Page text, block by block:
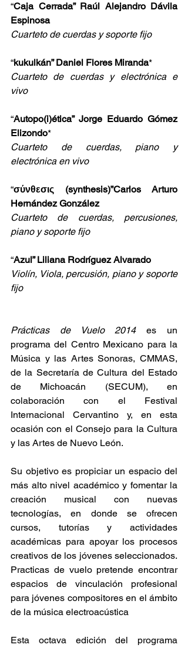
“Caja Cerrada” Raúl Alejandro Dávila
Espinosa
Cuarteto de cuerdas y soporte fijo
“kukulkán” Daniel Flores Miranda*
Cuarteto de cuerdas y electrónica e
vivo
“Autopo(i)ética” Jorge Eduardo Gómez
Elizondo*
Cuarteto de cuerdas, piano y
electrónica en vivo
“σύνθεσις (synthesis)”Carlos Arturo
Hernández González
Cuarteto de cuerdas, percusiones,
piano y soporte fijo
“Azul” Liliana Rodríguez Alvarado
Violín, Viola, percusión, piano y soporte
fijo
Prácticas de Vuelo 2014 es un
programa del Centro Mexicano para la
Música y las Artes Sonoras, CMMAS,
de la Secretaría de Cultura del Estado
de Michoacán (SECUM), en
colaboración con el Festival
Internacional Cervantino y, en esta
ocasión con el Consejo para la Cultura
y las Artes de Nuevo León.
Su objetivo es propiciar un espacio del
más alto nivel académico y fomentar la
creación musical con nuevas
tecnologías, en donde se ofrecen
cursos, tutorías y actividades
académicas para apoyar los procesos
creativos de los jóvenes seleccionados.
Practicas de vuelo pretende encontrar
espacios de vinculación profesional
para jóvenes compositores en el ámbito
de la música electroacústica
Esta octava edición del programa